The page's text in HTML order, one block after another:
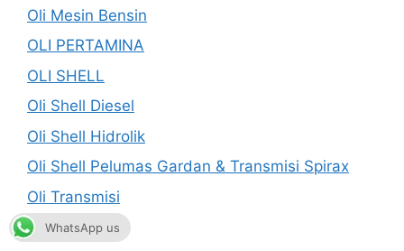
Oli Mesin Bensin
OLI PERTAMINA
OLI SHELL
Oli Shell Diesel
Oli Shell Hidrolik
Oli Shell Pelumas Gardan & Transmisi Spirax
Oli Transmisi
Oli Turbin
WhatsApp us